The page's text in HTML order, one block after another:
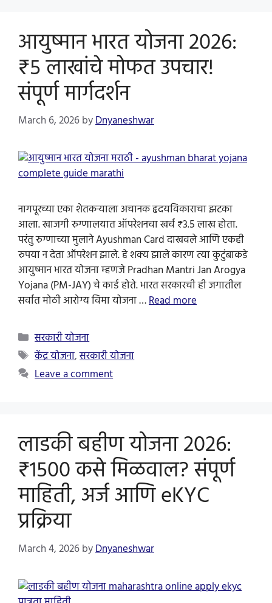
आयुष्मान भारत योजना 2026:
₹5 लाखांचे मोफत उपचार!
संपूर्ण मार्गदर्शन
March 6, 2026byDnyaneshwar
नागपूरच्या एका शेतकऱ्याला अचानक हृदयविकाराचा झटका
आला. खाजगी रुग्णालयात ऑपरेशनचा खर्च ₹3.5 लाख होता.
परंतु रुग्णाच्या मुलाने Ayushman Card दाखवले आणि एकही
रुपया न देता ऑपरेशन झाले. हे शक्य झाले कारण त्या कुटुंबाकडे
आयुष्मान भारत योजना म्हणजे Pradhan Mantri Jan Arogya
Yojana (PM-JAY) चे कार्ड होते. भारत सरकारची ही जगातील
सर्वात मोठी आरोग्य विमा योजना …Read more
Categories
सरकारी योजना
Tags
केंद्र योजना,सरकारी योजना
Leave a comment
लाडकी बहीण योजना 2026:
₹1500 कसे मिळवाल? संपूर्ण
माहिती, अर्ज आणि eKYC
प्रक्रिया
March 4, 2026byDnyaneshwar